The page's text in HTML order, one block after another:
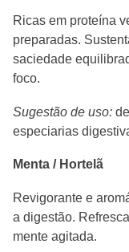
Ricas em proteína
preparadas.
saciedade
foco.
Sugestão de uso:
especiarias
Menta / Hortelã
Revigorante e
a digestão.
mente agitada.